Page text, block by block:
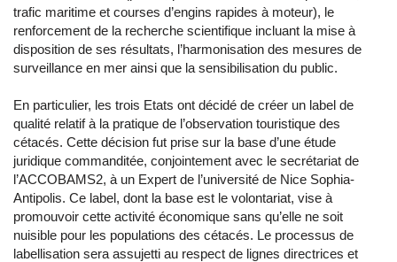
trafic maritime et courses d’engins rapides à moteur), le
renforcement de la recherche scientifique incluant la mise à
disposition de ses résultats, l’harmonisation des mesures de
surveillance en mer ainsi que la sensibilisation du public.
En particulier, les trois Etats ont décidé de créer un label de
qualité relatif à la pratique de l’observation touristique des
cétacés. Cette décision fut prise sur la base d’une étude
juridique commanditée, conjointement avec le secrétariat de
l’ACCOBAMS2, à un Expert de l’université de Nice Sophia-
Antipolis. Ce label, dont la base est le volontariat, vise à
promouvoir cette activité économique sans qu’elle ne soit
nuisible pour les populations des cétacés. Le processus de
labellisation sera assujetti au respect de lignes directrices et